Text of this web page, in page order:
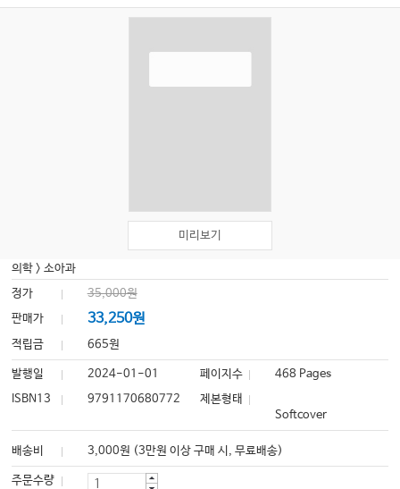
미리보기
의학 >소아과
정가
35,000원
판매가
33,250원
적립금 665원
발행일 2024-01-01 페이지수
468 Pages
ISBN13
9791170680772
제본형태
Softcover
배송비 3,000원 (3만원 이상 구매 시, 무료배송)
주문수량